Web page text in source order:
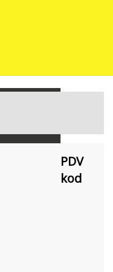
PDV
kod